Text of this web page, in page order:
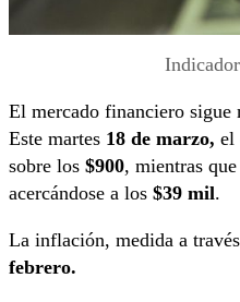
El mercado financiero sigue
Este martes 18 de marzo, el
sobre los $900, mientras
acercándose a los $39 mil.
La inflación, medida a
febrero.